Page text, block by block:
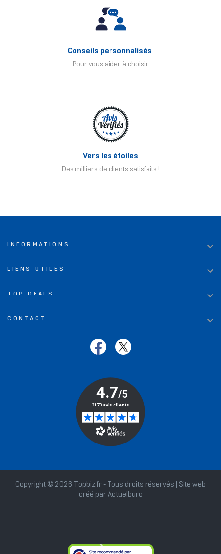
Conseils personnalisés
Pour vous aider à choisir
Vers les étoiles
Des milliers de clients satisfaits !
INFORMATIONS 
LIENS UTILES 
TOP DEALS 
CONTACT 
Copyright © 2026 Topbiz.fr - Tous droits réservés | Site web
créé par Actuelburo